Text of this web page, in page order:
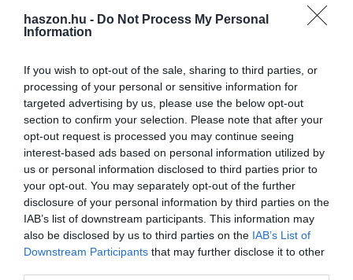
haszon.hu - Do Not Process My Personal
Information
If you wish to opt-out of the sale, sharing to third parties, or
processing of your personal or sensitive information for
targeted advertising by us, please use the below opt-out
section to confirm your selection. Please note that after your
opt-out request is processed you may continue seeing
interest-based ads based on personal information utilized by
us or personal information disclosed to third parties prior to
your opt-out. You may separately opt-out of the further
disclosure of your personal information by third parties on the
IAB’s list of downstream participants. This information may
also be disclosed by us to third parties on the IAB’s List of
Downstream Participants that may further disclose it to other
INNOVÁCIÓ
5 pazar reggeli, ami egészséges és feltölt
energiával
Itt vannak Sheena Patel dietetikus, az Amerikai Rákkutató Intézet
(AICR) táplálkozási programigazgatójának tanácsai, milyen
reggelivel indítsuk jól a napot.